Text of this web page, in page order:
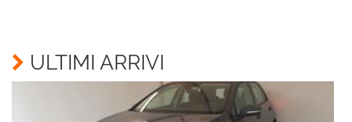
Invia la tua richiesta
ULTIMI ARRIVI